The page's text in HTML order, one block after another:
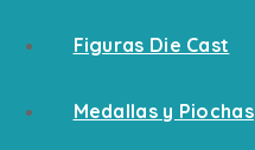
Figuras Die Cast
Medallas y Piochas